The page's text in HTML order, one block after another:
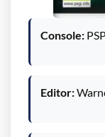
Console:
Editor: